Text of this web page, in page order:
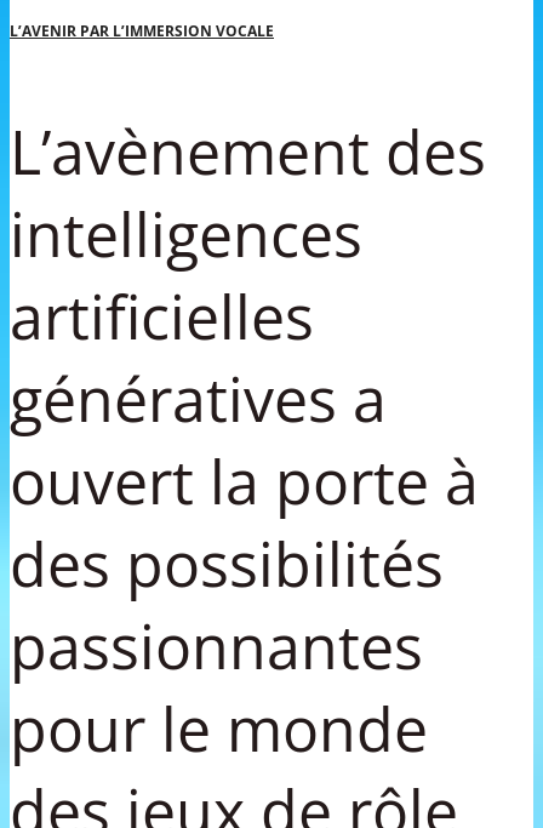
L’AVENIR PAR L’IMMERSION VOCALE
L’avènement des
intelligences
artificielles
génératives a
ouvert la porte à
des possibilités
passionnantes
pour le monde
des jeux de rôle